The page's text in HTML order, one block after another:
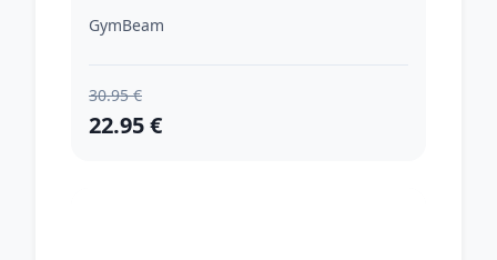
GymBeam
30.95 €
22.95 €